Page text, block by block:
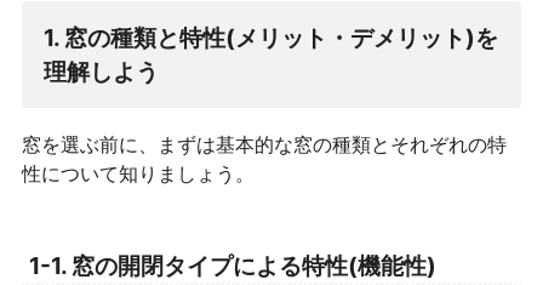
1. 窓の種類と特性(メリット・デメリット)を
理解しよう
窓を選ぶ前に、まずは基本的な窓の種類とそれぞれの特
性について知りましょう。
1-1. 窓の開閉タイプによる特性(機能性)